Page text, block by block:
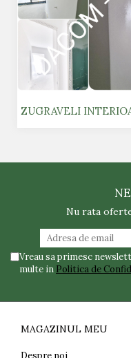
ZUGRAVELI
Nu rata
Vreau sa primesc
multe in Politica de
MAGAZINUL MEU
Despre noi